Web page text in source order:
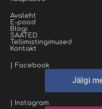
Avaleht
E-pood
Blogi
SAATED
Tellimistingimused
Kontakt
| Facebook
Jälgi
| Instagram